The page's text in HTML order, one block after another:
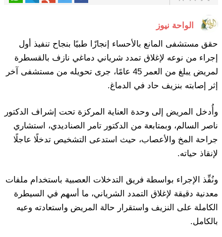
الواحة نيوز
حقق مستشفى المانع بالأحساء إنجازًا طبيًا بنجاح تنفيذ أول
إجراء من نوعه لإغلاق تمدد شرياني دماغي نازف بالقسطرة
لمريض يبلغ من العمر 45 عامًا، جرى تحويله من مستشفى آخر
إثر إصابته بنزيف حاد في الدماغ.
وأُدخل المريض إلى وحدة العناية المركزة تحت إشراف الدكتور
ناصر السالم، وبمتابعة من الدكتور تامر الصناديدي، استشاري
جراحة المخ والأعصاب، حيث استدعى التشخيص تدخلًا عاجلًا
لإنقاذ حياته.
ونُفِّذ الإجراء بواسطة فريق التدخلات العصبية باستخدام ملفات
معدنية دقيقة لإغلاق التمدد الشرياني، ما أسهم في السيطرة
الكاملة على النزيف واستقرار حالة المريض واستعادته وعيه
بالكامل.